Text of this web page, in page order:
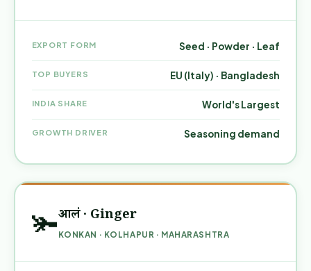
EXPORT FORM Seed · Powder · Leaf
TOP BUYERS EU (Italy) · Bangladesh
INDIA SHARE World's Largest
GROWTH DRIVER Seasoning demand
🫚आलं · Ginger
KONKAN · KOLHAPUR · MAHARASHTRA